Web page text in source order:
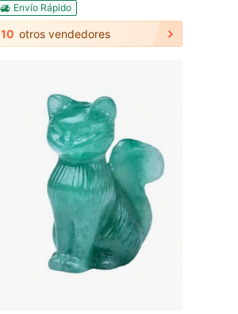
Envío Rápido
10 otros vendedores